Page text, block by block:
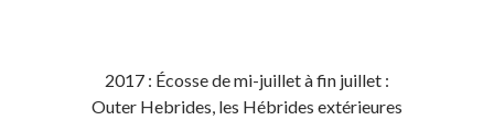
2017 : Écosse de mi-juillet à fin juillet :
Outer Hebrides, les Hébrides extérieures